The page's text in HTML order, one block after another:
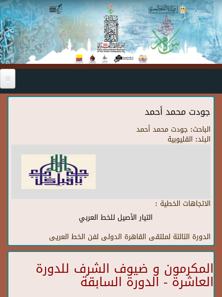
Skip to main content
جودت محمد أحمد
الباحث: جودت محمد أحمد
البلد: القليوبية
الاتجاهات الخطية :
التيار الأصيل للخط العربي
الدورة الثالثة لملتقى القاهرة الدولى لفن الخط العريى
المكرمون و ضيوف الشرف للدورة
العاشرة - الدورة السابقة